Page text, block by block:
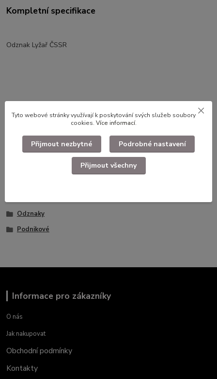
Kompletní specifikace
Odznak Lyžař ČSSR
Zboží zařazeno v kategoriích
Odznaky
Podnikové
Informace pro zákazníky
O nás
Jak nakupovat
Obchodní podmínky
Kontakty
Tyto webové stránky využívají k poskytování svých služeb soubory
cookies. Více informací.
Přijmout nezbytné Podrobné nastavení
Přijmout všechny